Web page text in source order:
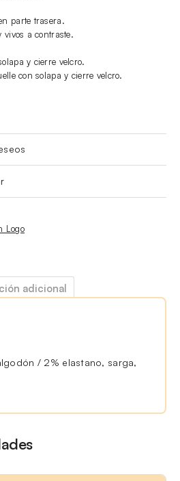
parte trasera.
vivos a contraste.
y cierre velcro.
con solapa y cierre velcro.
Logo
adicional
/ 2% elastano, sarga,